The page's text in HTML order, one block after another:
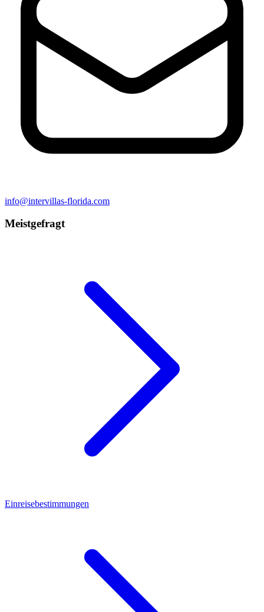
info@intervillas-florida.com
Meistgefragt
Einreisebestimmungen